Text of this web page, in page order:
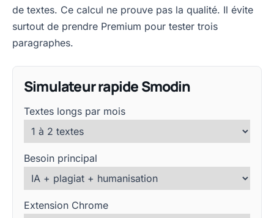
de textes. Ce calcul ne prouve pas la qualité. Il évite
surtout de prendre Premium pour tester trois
paragraphes.
Simulateur rapide Smodin
Textes longs par mois
Besoin principal
Extension Chrome